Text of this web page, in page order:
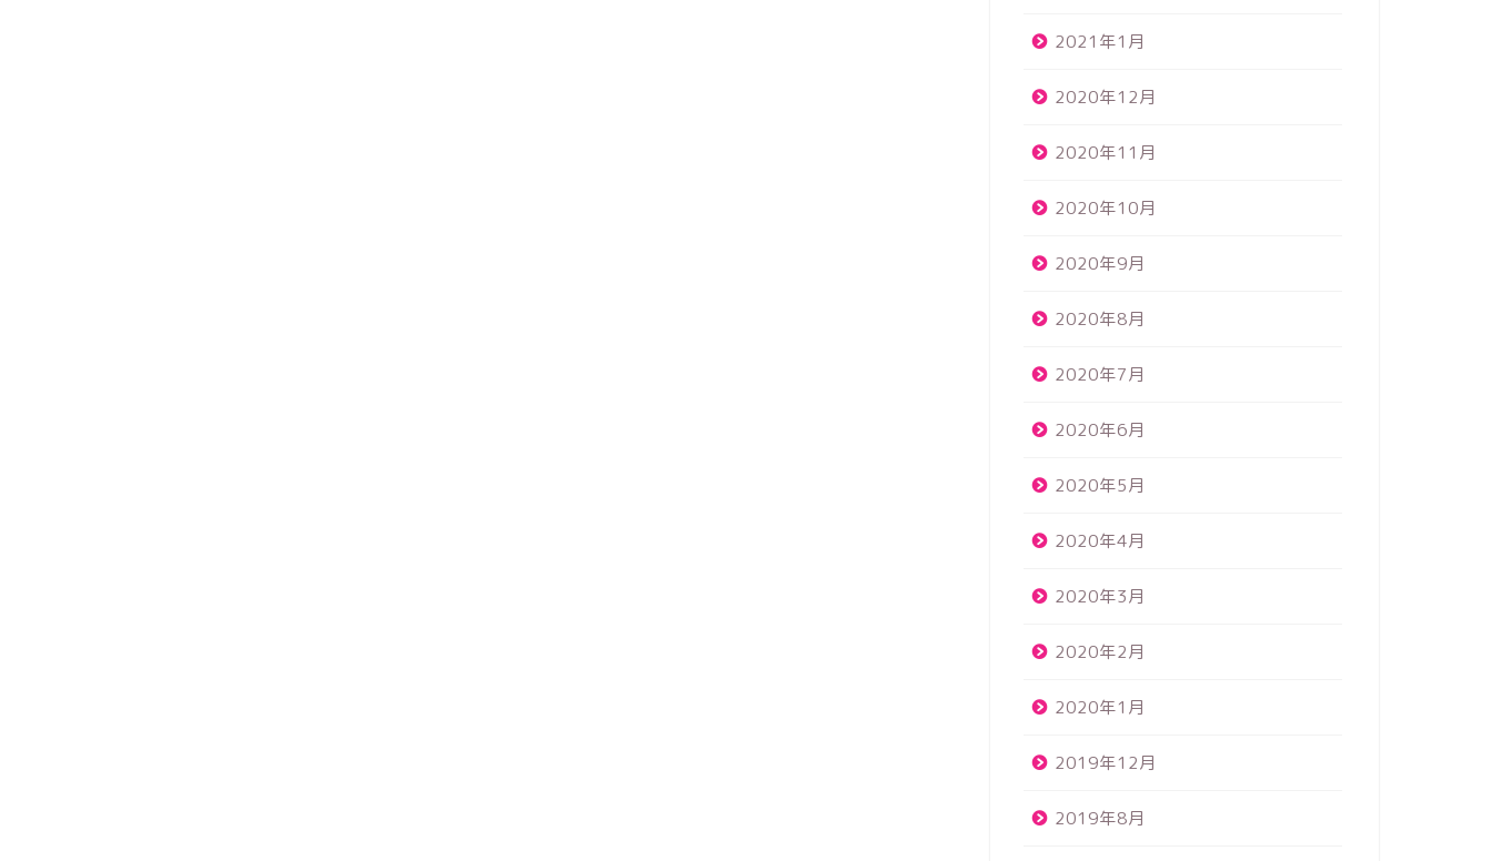
2021年1月
2020年12月
2020年11月
2020年10月
2020年9月
2020年8月
2020年7月
2020年6月
2020年5月
2020年4月
2020年3月
2020年2月
2020年1月
2019年12月
2019年8月